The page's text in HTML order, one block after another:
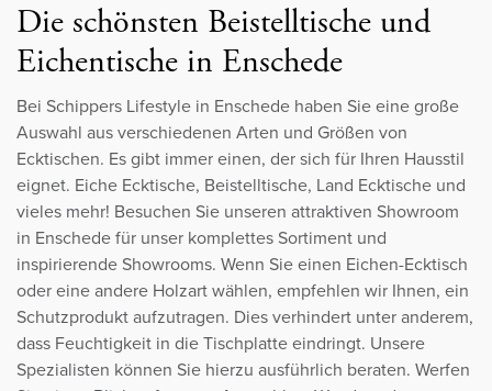
Die schönsten Beistelltische und
Eichentische in Enschede
Bei Schippers Lifestyle in Enschede haben Sie eine große
Auswahl aus verschiedenen Arten und Größen von
Ecktischen. Es gibt immer einen, der sich für Ihren Hausstil
eignet. Eiche Ecktische, Beistelltische, Land Ecktische und
vieles mehr! Besuchen Sie unseren attraktiven Showroom
in Enschede für unser komplettes Sortiment und
inspirierende Showrooms. Wenn Sie einen Eichen-Ecktisch
oder eine andere Holzart wählen, empfehlen wir Ihnen, ein
Schutzprodukt aufzutragen. Dies verhindert unter anderem,
dass Feuchtigkeit in die Tischplatte eindringt. Unsere
Spezialisten können Sie hierzu ausführlich beraten. Werfen